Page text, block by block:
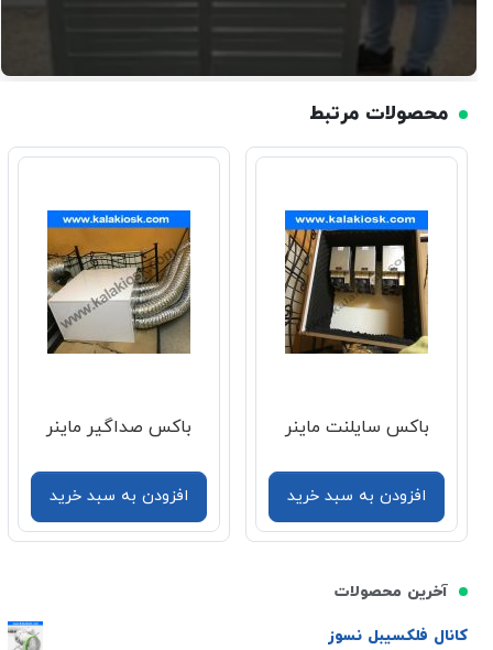
محصولات مرتبط
باکس سایلنت ماینر
افزودن به سبد خرید
باکس صداگیر ماینر
افزودن به سبد خرید
آخرین محصولات
کانال فلکسیبل نسوز